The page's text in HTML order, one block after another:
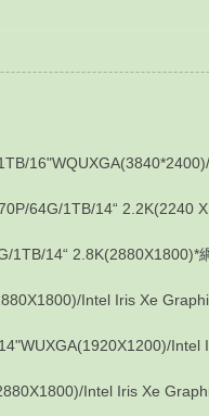
1TB/14“ 2.2K(2240 X
2.8K(2880X1800)*網
Intel Iris Xe
Intel
Intel Iris Xe